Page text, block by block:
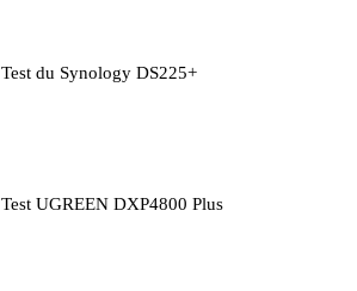
Test du Synology DS225+
Test UGREEN DXP4800 Plus